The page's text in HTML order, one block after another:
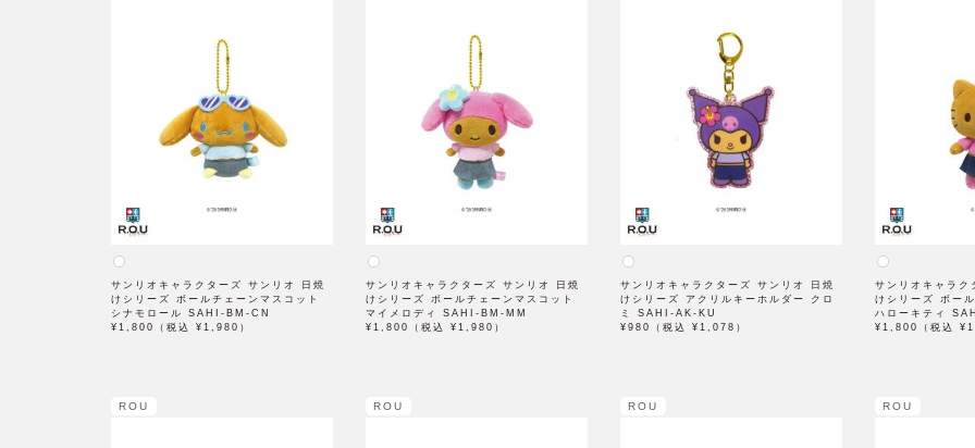
サンリオキャラクターズ サンリオ 日焼
けシリーズ ボールチェーンマスコット
シナモロール SAHI-BM-CN
¥1,800（税込 ¥1,980）
サンリオキャラクターズ サンリオ 日焼
けシリーズ ボールチェーンマスコット
マイメロディ SAHI-BM-MM
¥1,800（税込 ¥1,980）
サンリオキャラクターズ サンリオ 日焼
けシリーズ アクリルキーホルダー クロ
ミ SAHI-AK-KU
¥980（税込 ¥1,078）
サンリオキャラ
けシリーズ ボー
ハローキティ
¥1,800（税込
ROU ROU ROU ROU